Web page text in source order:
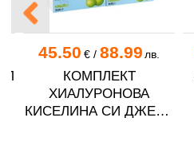
45.50 €/ 88.99 лв.
КОМПЛЕКТ
ХИАЛУРОНОВА
КИСЕЛИНА СИ ДЖЕЛИ